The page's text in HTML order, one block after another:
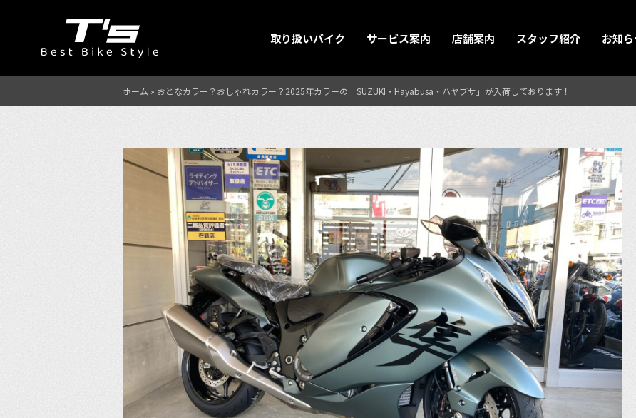
取り扱いバイク サービス案内 店舗案内 スタッフ紹介 お知
ホーム » おとなカラー？おしゃれカラー？2025年カラーの「SUZUKI・Hayabusa・ハヤブサ」が入荷しております！